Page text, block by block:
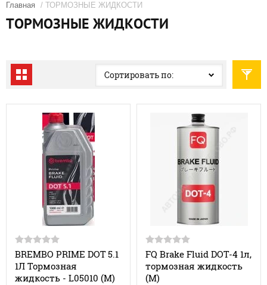
Главная / ТОРМОЗНЫЕ ЖИДКОСТИ
ТОРМОЗНЫЕ ЖИДКОСТИ
Сортировать по:
BREMBO PRIME DOT 5.1
1Л Тормозная
жидкость - L05010 (M)
FQ Brake Fluid DOT-4 1л,
тормозная жидкость
(M)